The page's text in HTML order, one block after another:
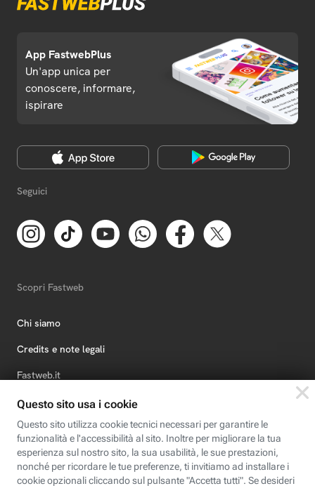
App FastwebPlus
Un'app unica per
conoscere, informare,
ispirare
Seguici
Scopri Fastweb
Chi siamo
Credits e note legali
Fastweb.it
Formazione
Fastweb Digital Academy
STEP FuturAbility District